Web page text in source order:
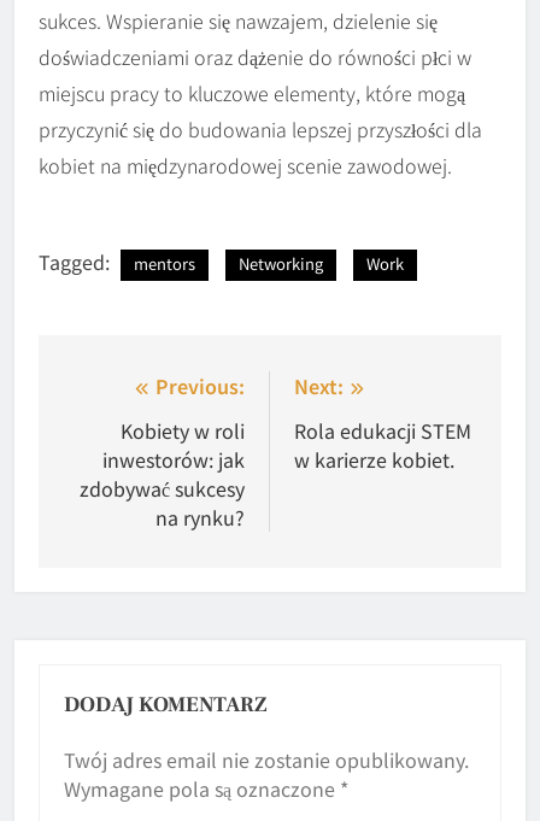
sukces. Wspieranie się nawzajem, dzielenie się
doświadczeniami oraz dążenie do równości płci w
miejscu pracy to kluczowe elementy, które mogą
przyczynić się do budowania lepszej przyszłości dla
kobiet na międzynarodowej scenie zawodowej.
Tagged: mentors Networking Work
Nawigacja
wpisu
Previous:
Kobiety w roli
inwestorów: jak
zdobywać sukcesy
na rynku?
Next:
Rola edukacji STEM
w karierze kobiet.
DODAJ KOMENTARZ
Twój adres email nie zostanie opublikowany.
Wymagane pola są oznaczone *